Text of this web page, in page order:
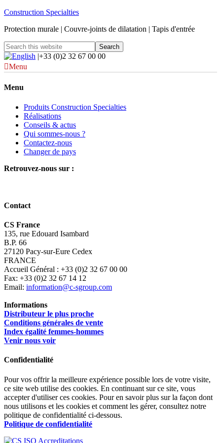
Construction Specialties
Protection murale | Couvre-joints de dilatation | Tapis d'entrée
|+33 (0)2 32 67 00 00
Menu
Menu
Produits Construction Specialties
Réalisations
Conseils & actus
Qui sommes-nous ?
Contactez-nous
Changer de pays
Retrouvez-nous sur :
Contact
CS France
135, rue Edouard Isambard
B.P. 66
27120 Pacy-sur-Eure Cedex
FRANCE
Accueil Général : +33 (0)2 32 67 00 00
Fax: +33 (0)2 32 67 14 12
Email: information@c-sgroup.com
Informations
Distributeur le plus proche
Conditions générales de vente
Index égalité femmes-hommes
Venir nous voir
Confidentialité
Pour vos offrir la meilleure expérience possible lors de votre visite,
ce site web utilise des cookies. En continuant sur ce site, vous
accepter d'utiliser ces cookies. Pour en savoir plus sur la façon dont
nous utilisons et les cookies et comment les gérer, consultez notre
politique de confidentialité ci-dessous.
Politique de confidentialité